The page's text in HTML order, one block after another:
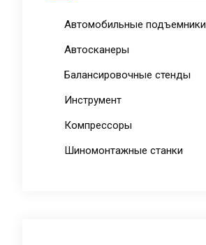
Автомобильные подъемники
Автосканеры
Балансировочные стенды
Инструмент
Компрессоры
Шиномонтажные станки